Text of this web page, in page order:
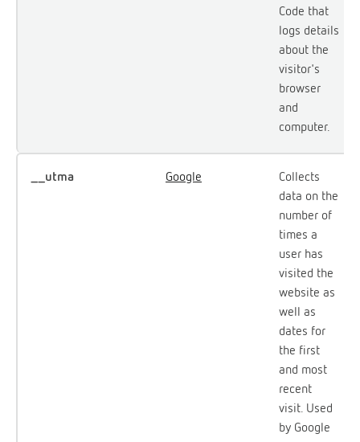
Code that
logs details
about the
visitor's
browser
and
computer.
__utma Google
Collects
data on the
number of
times a
user has
visited the
website as
well as
dates for
the first
and most
recent
visit. Used
by Google